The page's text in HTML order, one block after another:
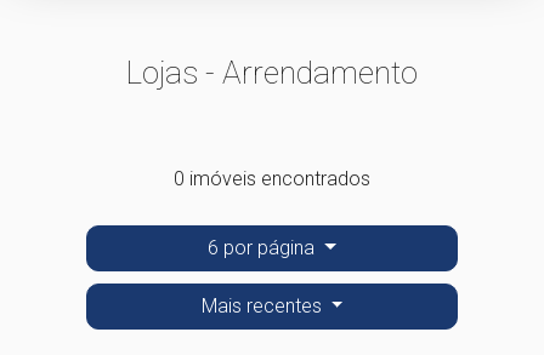
Lojas - Arrendamento
0 imóveis encontrados
6 por página
Mais recentes